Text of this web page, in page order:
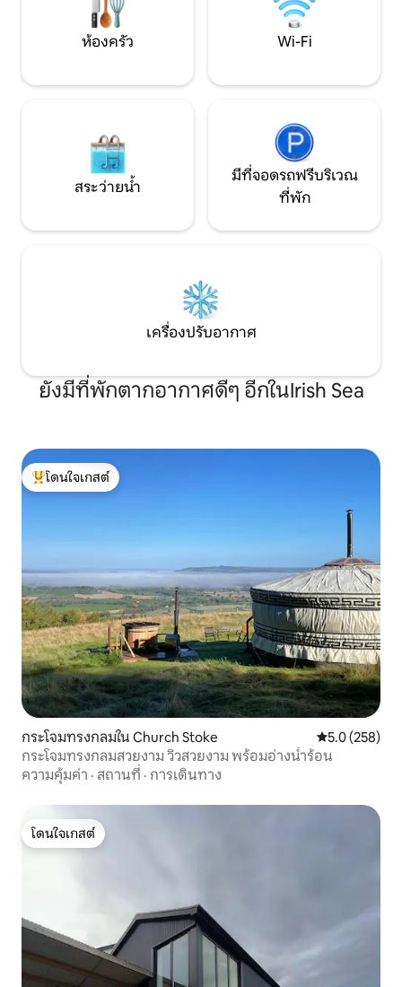
ห้องครัว Wi-Fi
สระว่ายน้ำ
มีที่จอดรถฟรีบริเวณ
ที่พัก
เครื่องปรับอากาศ
ยังมีที่พักตากอากาศดีๆ อีกในIrish Sea
โดนใจเกสต์ที่สุด
โดนใจเกสต์
กระโจมทรงกลมใน Church Stoke คะแนนเฉลี่ย
5.0 (258)
กระโจมทรงกลมสวยงาม วิวสวยงาม พร้อมอ่างน้ำร้อน
ความคุ้มค่า · สถานที่ · การเดินทาง
โดนใจเกสต์
โดนใจเกสต์